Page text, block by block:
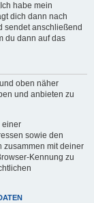
habe mein
dich dann nach
sendet anschließend
du dann auf das
oben näher
und anbieten zu
einer
sowie den
zusammen mit deiner
Kennung zu